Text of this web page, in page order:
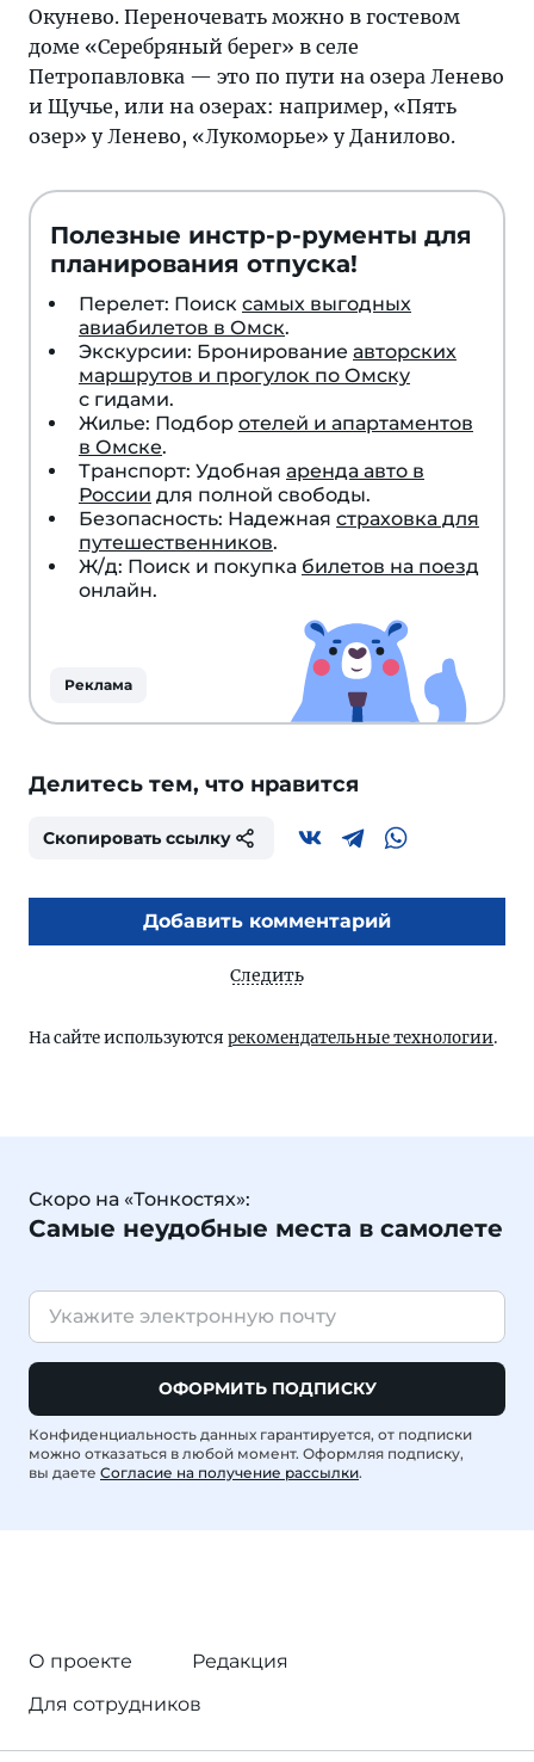
Окунево. Переночевать можно в гостевом
доме «Серебряный берег» в селе
Петропавловка — это по пути на озера Ленево
и Щучье, или на озерах: например, «Пять
озер» у Ленево, «Лукоморье» у Данилово.
Полезные инстр-р-рументы для
планирования отпуска!
Перелет: Поиск самых выгодных
авиабилетов в Омск.
Экскурсии: Бронирование авторских
маршрутов и прогулок по Омску
с гидами.
Жилье: Подбор отелей и апартаментов
в Омске.
Транспорт: Удобная аренда авто в
России для полной свободы.
Безопасность: Надежная страховка для
путешественников.
Ж/д: Поиск и покупка билетов на поезд
онлайн.
Реклама
Делитесь тем, что нравится
Скопировать ссылку
Добавить комментарий
Следить
На сайте используются рекомендательные технологии.
Скоро на «Тонкостях»:
Самые неудобные места в самолете
ОФОРМИТЬ ПОДПИСКУ
Конфиденциальность данных гарантируется, от подписки
можно отказаться в любой момент. Оформляя подписку,
вы даете Согласие на получение рассылки.
О проекте
Редакция
Для сотрудников